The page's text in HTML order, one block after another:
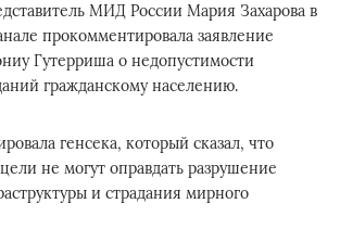
МИД России Мария Захарова в
прокомментировала заявление
Гутерриша о недопустимости
гражданскому населению.
генсека, который сказал, что
не могут оправдать разрушение
и страдания мирного